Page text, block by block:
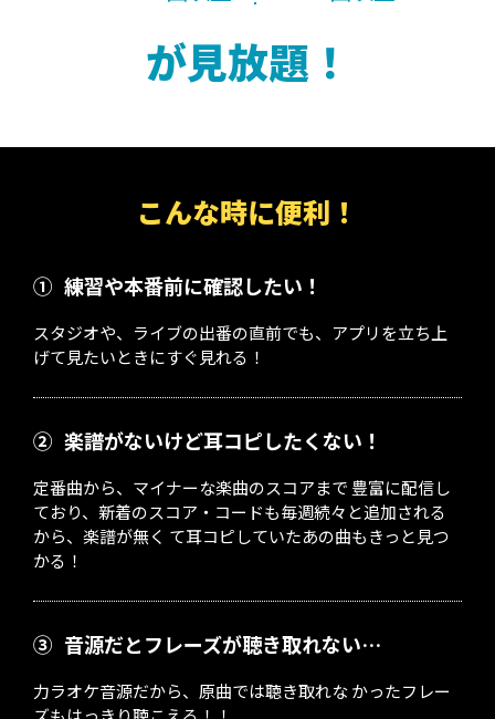
が見放題！
こんな時に便利！
① 練習や本番前に確認したい！
スタジオや、ライブの出番の直前でも、アプリを立ち上
げて見たいときにすぐ見れる！
② 楽譜がないけど耳コピしたくない！
定番曲から、マイナーな楽曲のスコアまで 豊富に配信し
ており、新着のスコア・コードも毎週続々と追加される
から、楽譜が無く て耳コピしていたあの曲もきっと見つ
かる！
③ 音源だとフレーズが聴き取れない…
力ラオケ音源だから、原曲では聴き取れな かったフレー